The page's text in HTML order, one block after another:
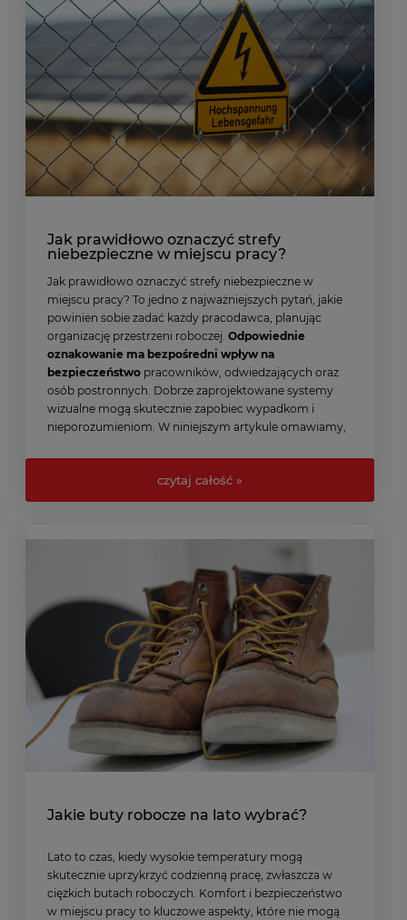
Jak prawidłowo oznaczyć strefy
niebezpieczne w miejscu pracy?
Jak prawidłowo oznaczyć strefy niebezpieczne w
miejscu pracy? To jedno z najważniejszych pytań, jakie
powinien sobie zadać każdy pracodawca, planując
organizację przestrzeni roboczej. Odpowiednie
oznakowanie ma bezpośredni wpływ na
bezpieczeństwo pracowników, odwiedzających oraz
osób postronnych. Dobrze zaprojektowane systemy
wizualne mogą skutecznie zapobiec wypadkom i
nieporozumieniom. W niniejszym artykule omawiamy,
czytaj całość »
Jakie buty robocze na lato wybrać?
Lato to czas, kiedy wysokie temperatury mogą
skutecznie uprzykrzyć codzienną pracę, zwłaszcza w
ciężkich butach roboczych. Komfort i bezpieczeństwo
w miejscu pracy to kluczowe aspekty, które nie mogą